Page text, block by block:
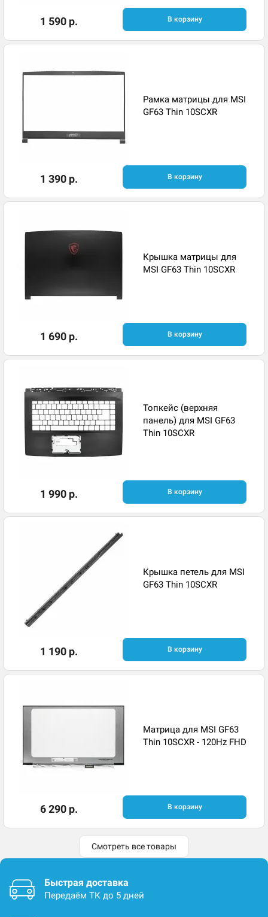
1 590 р. В корзину
Рамка матрицы для MSI
GF63 Thin 10SCXR
1 390 р. В корзину
Крышка матрицы для
MSI GF63 Thin 10SCXR
1 690 р. В корзину
Топкейс (верхняя
панель) для MSI GF63
Thin 10SCXR
1 990 р. В корзину
Крышка петель для MSI
GF63 Thin 10SCXR
1 190 р. В корзину
Матрица для MSI GF63
Thin 10SCXR - 120Hz FHD
6 290 р. В корзину
Смотреть все товары
Быстрая доставка
Передаём ТК до 5 дней